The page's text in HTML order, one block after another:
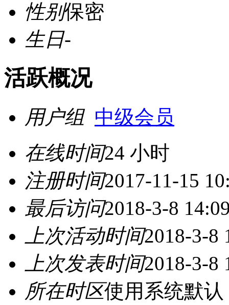
性别保密
生日-
活跃概况
用户组 中级会员
在线时间24 小时
注册时间2017-11-15
最后访问2018-3-8
上次活动时间2018-3-8
上次发表时间2018-3-8
所在时区使用系统默认